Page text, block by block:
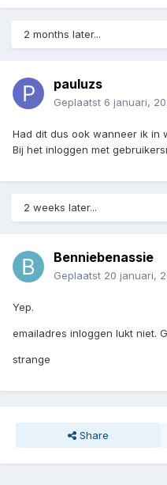
2 months later...
pauluzs
Geplaatst 6 januari,
Had dit dus ook wanneer ik in
Bij het inloggen met
2 weeks later...
Benniebenassie
Geplaatst 20 januari,
Yep.
emailadres inloggen lukt niet.
strange
Share